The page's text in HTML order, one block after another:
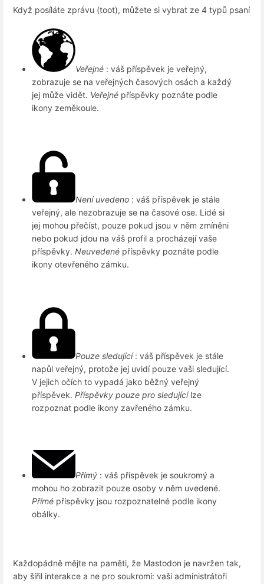
Když posíláte zprávu (toot), můžete si vybrat ze 4 typů psaní
Veřejné : váš příspěvek je veřejný,
zobrazuje se na veřejných časových osách a každý
jej může vidět. Veřejné příspěvky poznáte podle
ikony zeměkoule.
Není uvedeno : váš příspěvek je stále
veřejný, ale nezobrazuje se na časové ose. Lidé si
jej mohou přečíst, pouze pokud jsou v něm zmíněni
nebo pokud jdou na váš profil a procházejí vaše
příspěvky. Neuvedené příspěvky poznáte podle
ikony otevřeného zámku.
Pouze sledující: váš příspěvek je stále
napůl veřejný, protože jej uvidí pouze vaši sledující.
V jejich očích to vypadá jako běžný veřejný
příspěvek. Příspěvky pouze pro sledujícílze
rozpoznat podle ikony zavřeného zámku.
Přímý : váš příspěvek je soukromý a
mohou ho zobrazit pouze osoby v něm uvedené.
Přímé příspěvky jsou rozpoznatelné podle ikony
obálky.
Každopádně mějte na paměti, že Mastodon je navržen tak,
aby šířil interakce a ne pro soukromí: vaši administrátoři